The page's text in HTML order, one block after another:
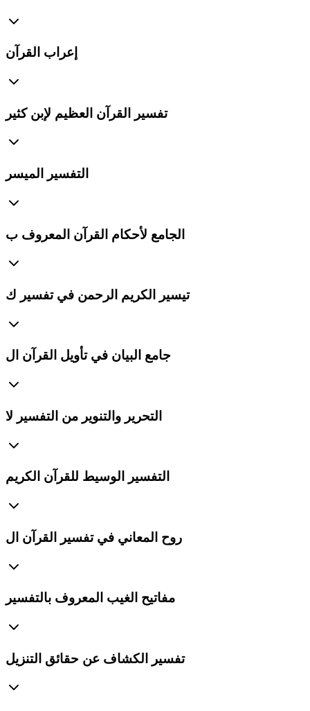
إعراب القرآن
تفسير القرآن العظيم لإبن كثير
التفسير الميسر
الجامع لأحكام القرآن المعروف ب
تيسير الكريم الرحمن في تفسير ك
جامع البيان في تأويل القرآن ال
التحرير والتنوير من التفسير لا
التفسير الوسيط للقرآن الكريم
روح المعاني في تفسير القرآن ال
مفاتيح الغيب المعروف بالتفسير
تفسير الكشاف عن حقائق التنزيل